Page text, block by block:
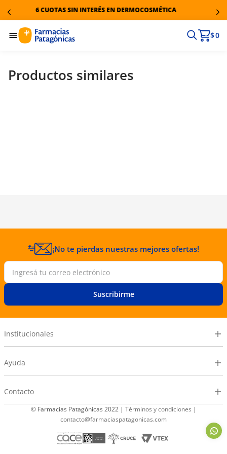
6 CUOTAS SIN INTERÉS EN DERMOCOSMÉTICA
$ 0
Productos similares
¡No te pierdas nuestras mejores ofertas!
Suscribirme
Institucionales
Ayuda
Contacto
© Farmacias Patagónicas 2022 | Términos y condiciones |
contacto@farmaciaspatagonicas.com